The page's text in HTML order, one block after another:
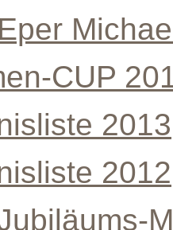
CUP
2013
2012